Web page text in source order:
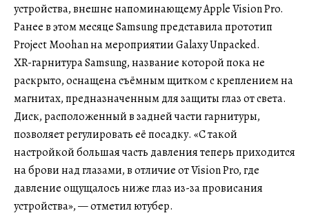
устройства, внешне напоминающему Apple Vision Pro.
Ранее в этом месяце Samsung представила прототип
Project Moohan на мероприятии Galaxy Unpacked.
XR-гарнитура Samsung, название которой пока не
раскрыто, оснащена съёмным щитком с креплением на
магнитах, предназначенным для защиты глаз от света.
Диск, расположенный в задней части гарнитуры,
позволяет регулировать её посадку. «С такой
настройкой большая часть давления теперь приходится
на брови над глазами, в отличие от Vision Pro, где
давление ощущалось ниже глаз из-за провисания
устройства», — отметил ютубер.